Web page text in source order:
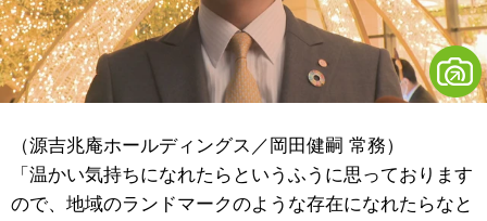
（源吉兆庵ホールディングス／岡田健嗣 常務）
「温かい気持ちになれたらというふうに思っております
ので、地域のランドマークのような存在になれたらなと